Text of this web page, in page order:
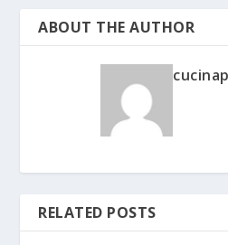
ABOUT THE AUTHOR
RELATED POSTS